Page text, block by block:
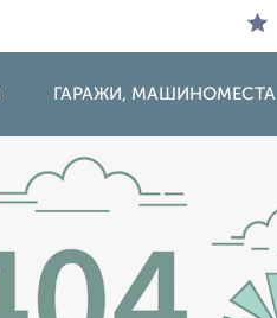
ГАРАЖИ, МАШИНОМЕСТА